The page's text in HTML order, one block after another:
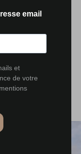
ses
séduit les
d’authenticité.